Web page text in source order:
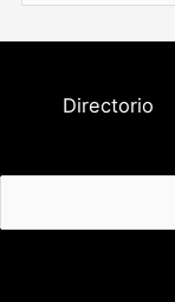
u
s
o
:
Directorio